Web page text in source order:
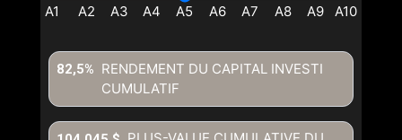
RENDEMENT DU CAPITAL INVESTI
CUMULATIF
82,5%